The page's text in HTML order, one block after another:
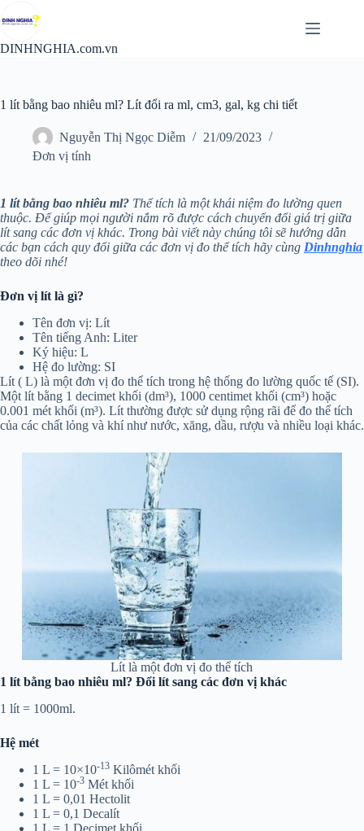
đến
nội
DINHNGHIA.com.vn
1 lít bằng bao nhiêu ml? Lít đổi ra ml, cm3, gal, kg chi tiết
Nguyễn Thị Ngọc Diễm
21/09/2023
Đơn vị tính
1 lít bằng bao nhiêu ml? Thể tích là một khái niệm đo lường quen
thuộc. Để giúp mọi người nắm rõ được cách chuyển đổi giá trị giữa
lít sang các đơn vị khác. Trong bài viết này chúng tôi sẽ hướng dẫn
các bạn cách quy đổi giữa các đơn vị đo thể tích hãy cùng Dinhnghia
theo dõi nhé!
Đơn vị lít là gì?
Tên đơn vị: Lít
Tên tiếng Anh: Liter
Ký hiệu: L
Hệ đo lường: SI
Lít ( L) là một đơn vị đo thể tích trong hệ thống đo lường quốc tế (SI).
Một lít bằng 1 decimet khối (dm³), 1000 centimet khối (cm³) hoặc
0.001 mét khối (m³). Lít thường được sử dụng rộng rãi để đo thể tích
của các chất lỏng và khí như nước, xăng, dầu, rượu và nhiều loại khác.
Lít là một đơn vị đo thể tích
1 lít bằng bao nhiêu ml? Đổi lít sang các đơn vị khác
1 lít = 1000ml.
Hệ mét
1 L = 10×10-13 Kilômét khối
1 L = 10-3 Mét khối
1 L = 0,01 Hectolit
1 L = 0,1 Decalít
1 L = 1 Decimet khối